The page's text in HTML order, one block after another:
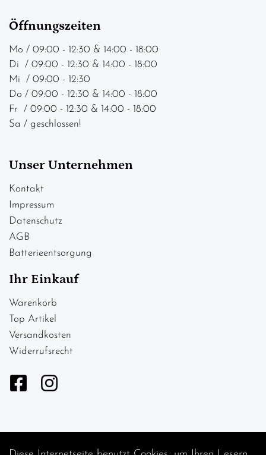
Öffnungszeiten
Mo / 09:00 - 12:30 & 14:00 - 18:00
Di / 09:00 - 12:30 & 14:00 - 18:00
Mi / 09:00 - 12:30
Do / 09:00 - 12:30 & 14:00 - 18:00
Fr / 09:00 - 12:30 & 14:00 - 18:00
Sa / geschlossen!
Unser Unternehmen
Kontakt
Impressum
Datenschutz
AGB
Batterieentsorgung
Ihr Einkauf
Warenkorb
Top Artikel
Versandkosten
Widerrufsrecht